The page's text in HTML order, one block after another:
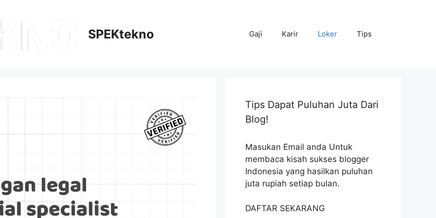
SPEKtekno Gaji Karir Loker Tips
Tips Dapat Puluhan Juta Dari
Blog!
Masukan Email anda Untuk
membaca kisah sukses blogger
Indonesia yang hasilkan puluhan
juta rupiah setiap bulan.
DAFTAR SEKARANG